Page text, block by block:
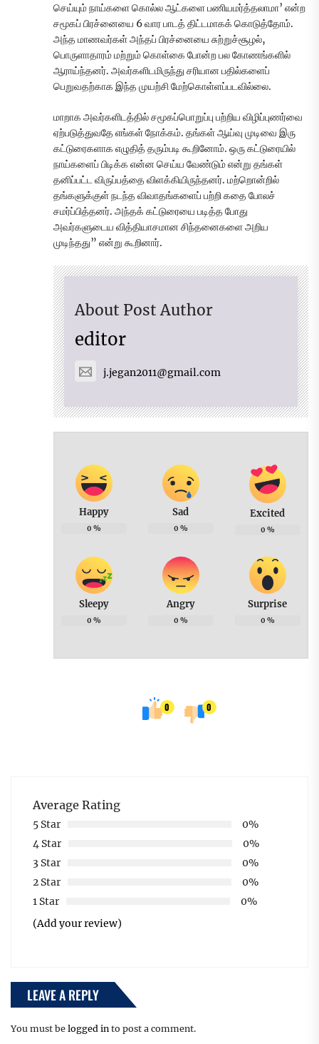
செய்யும் நாய்களை கொல்ல ஆட்களை பணியமர்த்தலாமா’ என்ற
சமூகப் பிரச்னையை 6 வார பாடத் திட்டமாகக் கொடுத்தோம்.
அந்த மாணவர்கள் அந்தப் பிரச்னையை சுற்றுச்சூழல்,
பொருளாதாரம் மற்றும் கொள்கை போன்ற பல கோணங்களில்
ஆராய்ந்தனர். அவர்களிடமிருந்து சரியான பதில்களைப்
பெறுவதற்காக இந்த முயற்சி மேற்கொள்ளப்படவில்லை.
மாறாக அவர்களிடத்தில் சமூகப்பொறுப்பு பற்றிய விழிப்புணர்வை
ஏற்படுத்துவதே எங்கள் நோக்கம். தங்கள் ஆய்வு முடிவை இரு
கட்டுரைகளாக எழுதித் தரும்படி கூறினோம். ஒரு கட்டுரையில்
நாய்களைப் பிடிக்க என்ன செய்ய வேண்டும் என்று தங்கள்
தனிப்பட்ட விருப்பத்தை விளக்கியிருந்தனர். மற்றொன்றில்
தங்களுக்குள் நடந்த விவாதங்களைப் பற்றி கதை போலச்
சமர்ப்பித்தனர். அந்தக் கட்டுரையை படித்த போது
அவர்களுடைய வித்தியாசமான சிந்தனைகளை அறிய
முடிந்தது” என்று கூறினார்.
About Post Author
editor
j.jegan2011@gmail.com
Happy
0 %
Sad
0 %
Excited
0 %
Sleepy
0 %
Angry
0 %
Surprise
0 %
0 0
Average Rating
5 Star
0%
4 Star
0%
3 Star
0%
2 Star
0%
1 Star
0%
(Add your review)
LEAVE A REPLY
You must be logged in to post a comment.